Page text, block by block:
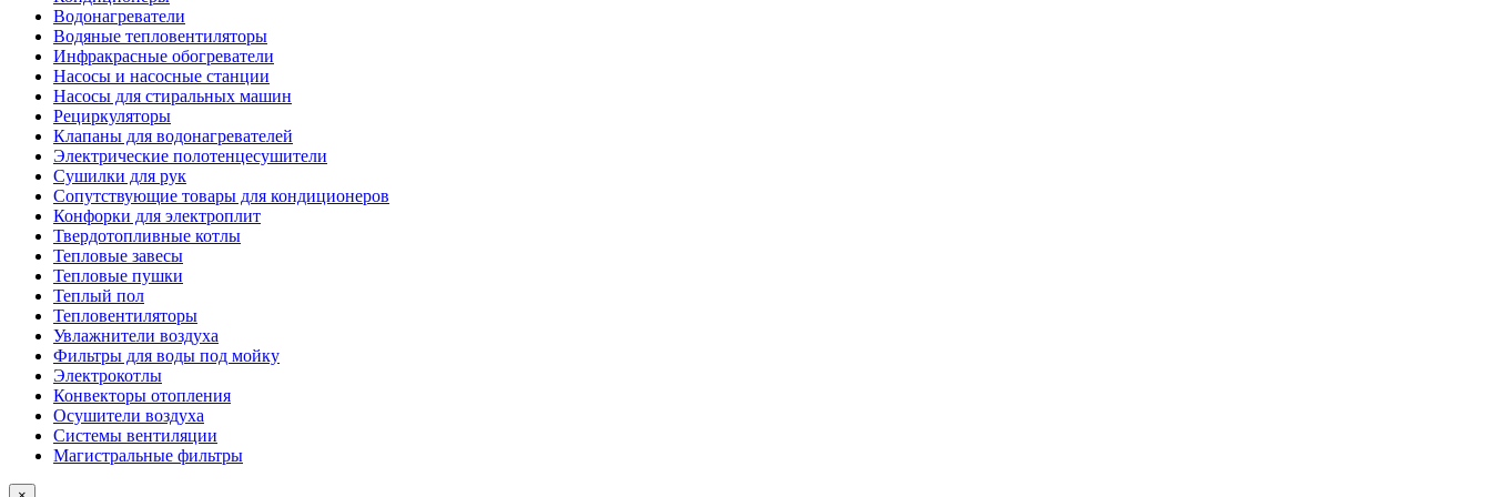
Водонагреватели
Водяные тепловентиляторы
Инфракрасные обогреватели
Насосы и насосные станции
Насосы для стиральных машин
Рециркуляторы
Клапаны для водонагревателей
Электрические полотенцесушители
Сушилки для рук
Сопутствующие товары для кондиционеров
Конфорки для электроплит
Твердотопливные котлы
Тепловые завесы
Тепловые пушки
Теплый пол
Тепловентиляторы
Увлажнители воздуха
Фильтры для воды под мойку
Электрокотлы
Конвекторы отопления
Осушители воздуха
Системы вентиляции
Магистральные фильтры